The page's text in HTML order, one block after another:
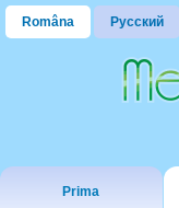
Româna Русский
Prima